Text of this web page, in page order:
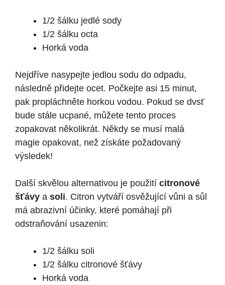
1/2 šálku jedlé sody
1/2 šálku octa
Horká voda
Nejdříve nasypejte jedlou sodu do odpadu,
následně přidejte ocet. Počkejte asi 15 minut,
pak propláchněte horkou vodou. Pokud se dvsť
bude stále ucpané, můžete tento proces
zopakovat několikrát. Někdy se musí malá
magie opakovat, než získáte požadovaný
výsledek!
Další skvělou alternativou je použití citronové
šťávy a soli. Citron vytváří osvěžující vůni a sůl
má abrazivní účinky, které pomáhají při
odstraňování usazenin:
1/2 šálku soli
1/2 šálku citronové šťávy
Horká voda